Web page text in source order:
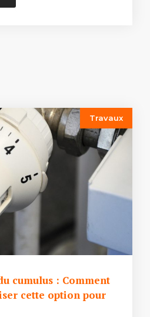
Travaux
cumulus : Comment
cette option pour